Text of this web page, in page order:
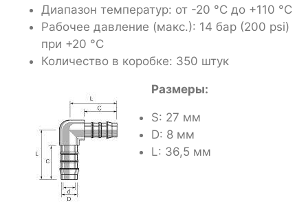
Диапазон температур: от -20 °C до +110 °C
Рабочее давление (макс.): 14 бар (200 psi)
при +20 °C
Количество в коробке: 350 штук
Размеры:
S: 27 мм
D: 8 мм
L: 36,5 мм